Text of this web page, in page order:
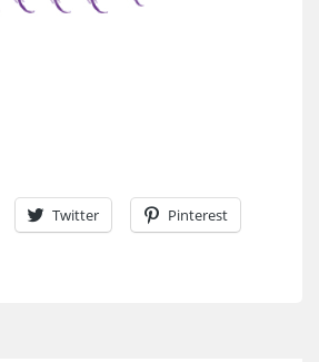
Twitter Pinterest